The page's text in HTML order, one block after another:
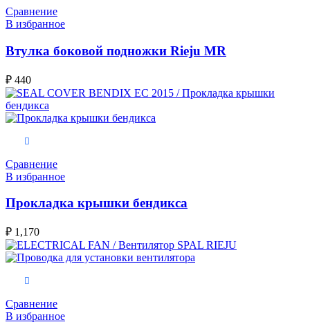
Сравнение
В избранное
Втулка боковой подножки Rieju MR
₽ 440
Сравнение
В избранное
Прокладка крышки бендикса
₽ 1,170
Сравнение
В избранное